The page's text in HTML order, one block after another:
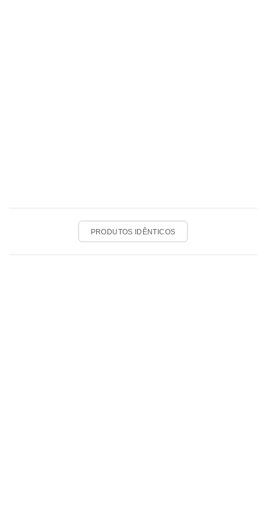
PRODUTOS IDÊNTICOS